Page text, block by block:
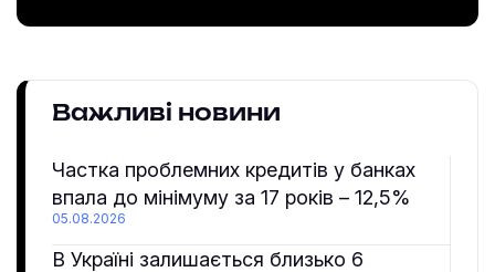
Важливі новини
Частка проблемних кредитів у банках
впала до мінімуму за 17 років – 12,5%
05.08.2026
В Україні залишається близько 6